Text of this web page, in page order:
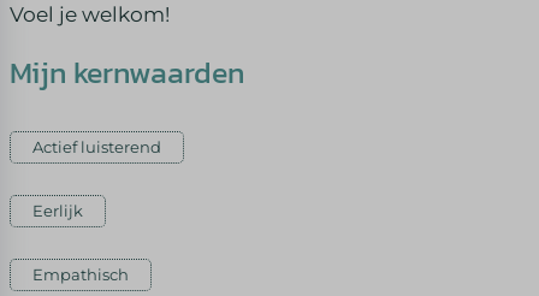
Voel je welkom!
Mijn kernwaarden
Actief luisterend
Eerlijk
Empathisch